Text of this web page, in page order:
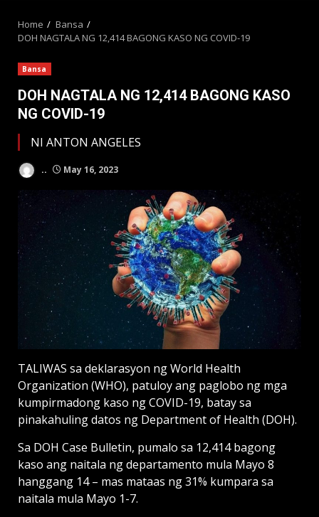
Home
Bansa
DOH NAGTALA NG 12,414 BAGONG KASO NG COVID-19
Bansa
DOH NAGTALA NG 12,414 BAGONG KASO
NG COVID-19
NI ANTON ANGELES
.. May 16, 2023
TALIWAS sa deklarasyon ng World Health
Organization (WHO), patuloy ang paglobo ng mga
kumpirmadong kaso ng COVID-19, batay sa
pinakahuling datos ng Department of Health (DOH).
Sa DOH Case Bulletin, pumalo sa 12,414 bagong
kaso ang naitala ng departamento mula Mayo 8
hanggang 14 – mas mataas ng 31% kumpara sa
naitala mula Mayo 1-7.